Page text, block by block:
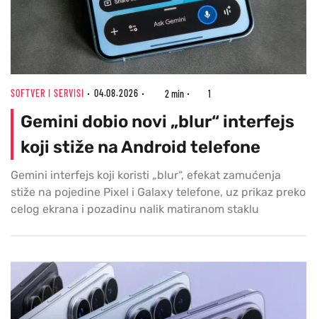
SOFTVER I SERVISI 04.08.2026 2 min 1
Gemini dobio novi „blur“ interfejs
koji stiže na Android telefone
Gemini interfejs koji koristi „blur“, efekat zamućenja
stiže na pojedine Pixel i Galaxy telefone, uz prikaz preko
celog ekrana i pozadinu nalik matiranom staklu